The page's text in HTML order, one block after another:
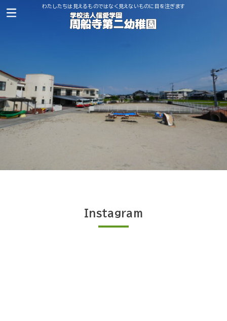
わたしたちは見えるものではなく見えないものに目を注ぎます
Instagram